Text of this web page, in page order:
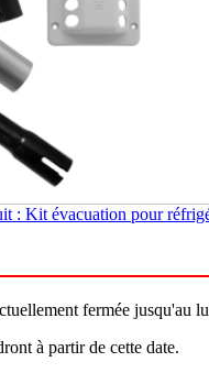
: Kit évacuation pour
fermée jusqu'au
à partir de cette date.